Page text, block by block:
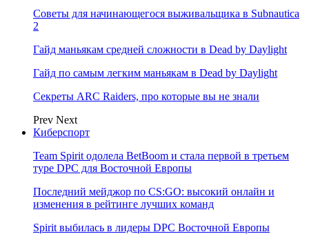
Советы для начинающегося выживальщика в Subnautica
2
Гайд маньякам средней сложности в Dead by Daylight
Гайд по самым легким маньякам в Dead by Daylight
Секреты ARC Raiders, про которые вы не знали
Prev Next
Киберспорт
Team Spirit одолела BetBoom и стала первой в третьем
туре DPC для Восточной Европы
Последний мейджор по CS:GO: высокий онлайн и
изменения в рейтинге лучших команд
Spirit выбилась в лидеры DPC Восточной Европы